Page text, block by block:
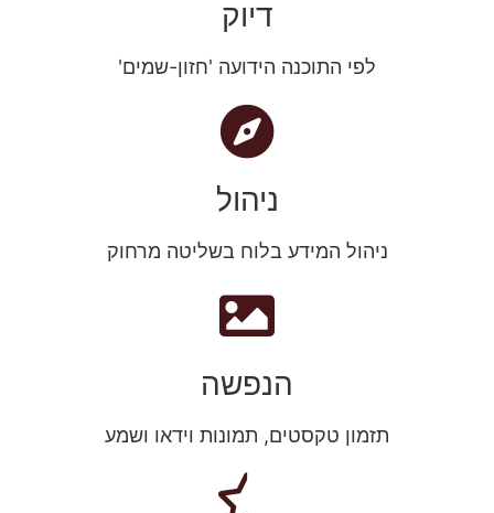
דיוק
לפי התוכנה הידועה 'חזון-שמים'
ניהול
ניהול המידע בלוח בשליטה מרחוק
הנפשה
תזמון טקסטים, תמונות וידאו ושמע